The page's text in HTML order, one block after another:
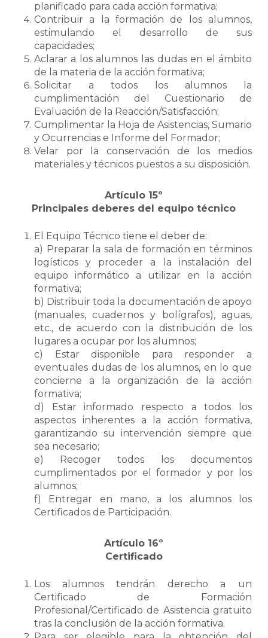
planificado para cada acción formativa;
Contribuir a la formación de los alumnos,
estimulando el desarrollo de sus
capacidades;
Aclarar a los alumnos las dudas en el ámbito
de la materia de la acción formativa;
Solicitar a todos los alumnos la
cumplimentación del Cuestionario de
Evaluación de la Reacción/Satisfacción;
Cumplimentar la Hoja de Asistencias, Sumario
y Ocurrencias e Informe del Formador;
Velar por la conservación de los medios
materiales y técnicos puestos a su disposición.
Artículo 15º
Principales deberes del equipo técnico
El Equipo Técnico tiene el deber de:
a) Preparar la sala de formación en términos
logísticos y proceder a la instalación del
equipo informático a utilizar en la acción
formativa;
b) Distribuir toda la documentación de apoyo
(manuales, cuadernos y bolígrafos), aguas,
etc., de acuerdo con la distribución de los
lugares a ocupar por los alumnos;
c) Estar disponible para responder a
eventuales dudas de los alumnos, en lo que
concierne a la organización de la acción
formativa;
d) Estar informado respecto a todos los
aspectos inherentes a la acción formativa,
garantizando su intervención siempre que
sea necesario;
e) Recoger todos los documentos
cumplimentados por el formador y por los
alumnos;
f) Entregar en mano, a los alumnos los
Certificados de Participación.
Artículo 16º
Certificado
Los alumnos tendrán derecho a un
Certificado de Formación
Profesional/Certificado de Asistencia gratuito
tras la conclusión de la acción formativa.